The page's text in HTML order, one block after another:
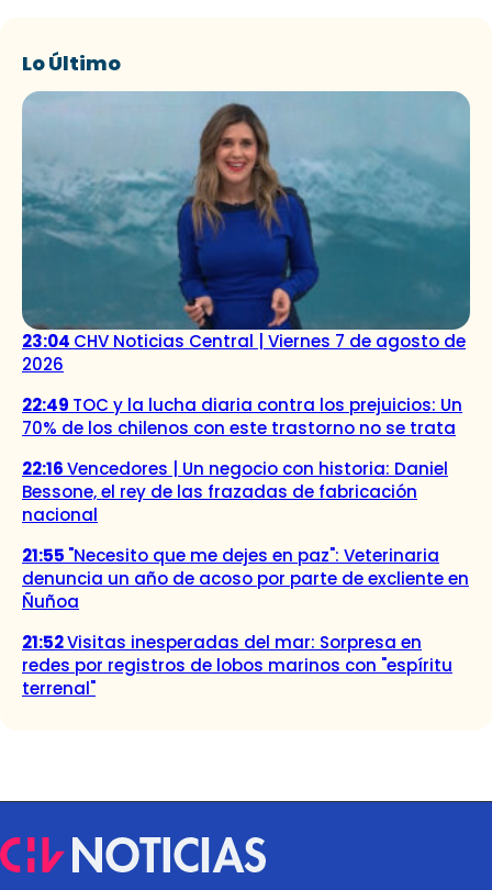
Lo Último
23:04 CHV Noticias Central | Viernes 7 de agosto de
2026
22:49 TOC y la lucha diaria contra los prejuicios: Un
70% de los chilenos con este trastorno no se trata
22:16Vencedores | Un negocio con historia: Daniel
Bessone, el rey de las frazadas de fabricación
nacional
21:55 "Necesito que me dejes en paz": Veterinaria
denuncia un año de acoso por parte de excliente en
Ñuñoa
21:52Visitas inesperadas del mar: Sorpresa en
redes por registros de lobos marinos con "espíritu
terrenal"